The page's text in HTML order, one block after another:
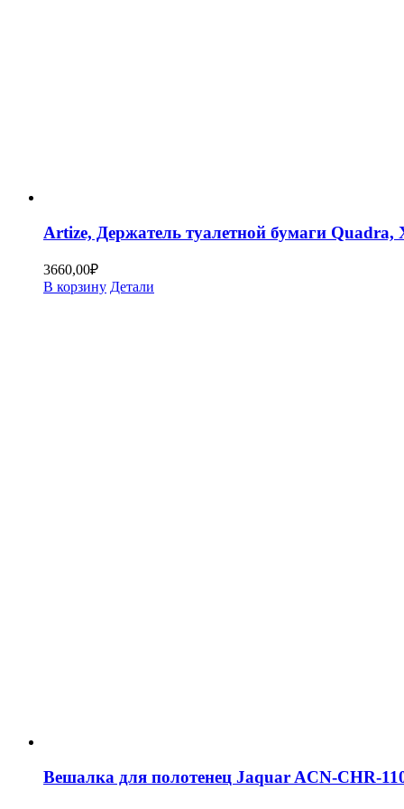
Artize, Держатель туалетной бумаги
3660,00₽
В корзину Детали
Вешалка для полотенец Jaquar ACN-CHR-